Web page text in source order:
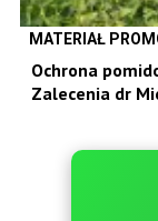
MATERIAŁ
Ochrona
Zalecenia dr